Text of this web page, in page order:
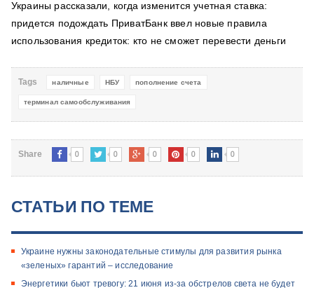
Украины рассказали, когда изменится учетная ставка:
придется подождать ПриватБанк ввел новые правила
использования кредиток: кто не сможет перевести деньги
Tags наличные НБУ пополнение счета
терминал самообслуживания
Share 0 0 0 0 0
СТАТЬИ ПО ТЕМЕ
Украине нужны законодательные стимулы для развития рынка
«зеленых» гарантий – исследование
Энергетики бьют тревогу: 21 июня из-за обстрелов света не будет